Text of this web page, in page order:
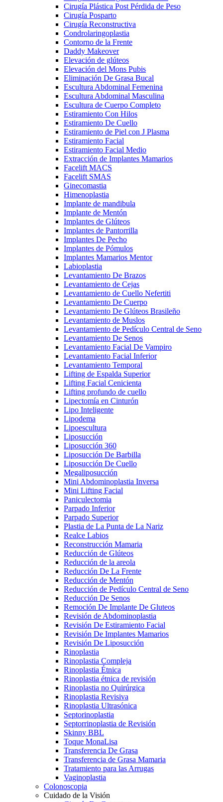
Cirugía Plástica Post Pérdida de Peso
Cirugía Posparto
Cirugía Reconstructiva
Condrolaringoplastia
Contorno de la Frente
Daddy Makeover
Elevación de glúteos
Elevación del Mons Pubis
Eliminación De Grasa Bucal
Escultura Abdominal Femenina
Escultura Abdominal Masculina
Escultura de Cuerpo Completo
Estiramiento Con Hilos
Estiramiento De Cuello
Estiramiento de Piel con J Plasma
Estiramiento Facial
Estiramiento Facial Medio
Extracción de Implantes Mamarios
Facelift MACS
Facelift SMAS
Ginecomastia
Himenoplastia
Implante de mandibula
Implante de Mentón
Implantes de Glúteos
Implantes de Pantorrilla
Implantes De Pecho
Implantes de Pómulos
Implantes Mamarios Mentor
Labioplastia
Levantamiento De Brazos
Levantamiento de Cejas
Levantamiento de Cuello Nefertiti
Levantamiento De Cuerpo
Levantamiento De Glúteos Brasileño
Levantamiento de Muslos
Levantamiento de Pedículo Central de Seno
Levantamiento De Senos
Levantamiento Facial De Vampiro
Levantamiento Facial Inferior
Levantamiento Temporal
Lifting de Espalda Superior
Lifting Facial Cenicienta
Lifting profundo de cuello
Lipectomía en Cinturón
Lipo Inteligente
Lipodema
Lipoescultura
Liposucción
Liposucción 360
Liposucción De Barbilla
Liposucción De Cuello
Megaliposucción
Mini Abdominoplastia Inversa
Mini Lifting Facial
Paniculectomia
Parpado Inferior
Parpado Superior
Plastia de La Punta de La Nariz
Realce Labios
Reconstrucción Mamaria
Reducción de Glúteos
Reducción de la areola
Reducción De La Frente
Reducción de Mentón
Reducción de Pedículo Central de Seno
Reducción De Senos
Remoción De Implante De Gluteos
Revisión de Abdominoplastia
Revisión De Estiramiento Facial
Revisión De Implantes Mamarios
Revisión De Liposucción
Rinoplastia
Rinoplastia Compleja
Rinoplastia Étnica
Rinoplastia étnica de revisión
Rinoplastia no Quirúrgica
Rinoplastia Revisiva
Rinoplastia Ultrasónica
Septorinoplastia
Septorrinoplastia de Revisión
Skinny BBL
Toque MonaLisa
Transferencia De Grasa
Transferencia de Grasa Mamaria
Tratamiento para las Arrugas
Vaginoplastia
Colonoscopia
Cuidado de la Visión